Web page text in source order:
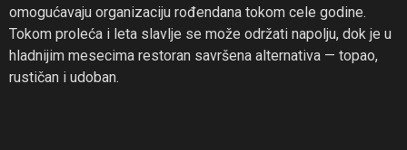
omogućavaju organizaciju rođendana tokom cele godine.
Tokom proleća i leta slavlje se može održati napolju, dok je u
hladnijim mesecima restoran savršena alternativa — topao,
rustičan i udoban.